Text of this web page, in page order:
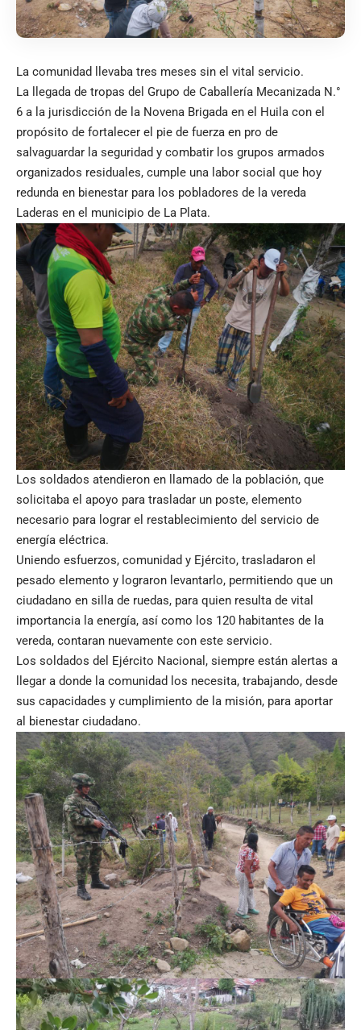
La comunidad llevaba tres meses sin el vital servicio.
La llegada de tropas del Grupo de Caballería Mecanizada N.°
6 a la jurisdicción de la Novena Brigada en el Huila con el
propósito de fortalecer el pie de fuerza en pro de
salvaguardar la seguridad y combatir los grupos armados
organizados residuales, cumple una labor social que hoy
redunda en bienestar para los pobladores de la vereda
Laderas en el municipio de La Plata.
Los soldados atendieron en llamado de la población, que
solicitaba el apoyo para trasladar un poste, elemento
necesario para lograr el restablecimiento del servicio de
energía eléctrica.
Uniendo esfuerzos, comunidad y Ejército, trasladaron el
pesado elemento y lograron levantarlo, permitiendo que un
ciudadano en silla de ruedas, para quien resulta de vital
importancia la energía, así como los 120 habitantes de la
vereda, contaran nuevamente con este servicio.
Los soldados del Ejército Nacional, siempre están alertas a
llegar a donde la comunidad los necesita, trabajando, desde
sus capacidades y cumplimiento de la misión, para aportar
al bienestar ciudadano.